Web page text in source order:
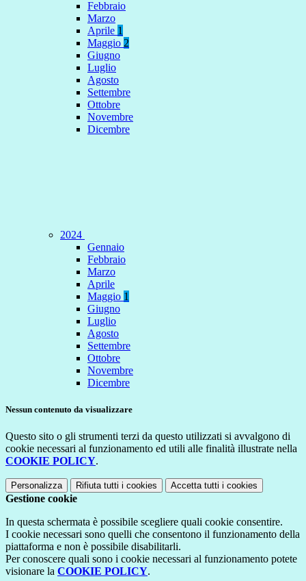
Febbraio
Marzo
Aprile 1
Maggio 2
Giugno
Luglio
Agosto
Settembre
Ottobre
Novembre
Dicembre
2024
Gennaio
Febbraio
Marzo
Aprile
Maggio 1
Giugno
Luglio
Agosto
Settembre
Ottobre
Novembre
Dicembre
Nessun contenuto da visualizzare
Questo sito o gli strumenti terzi da questo utilizzati si avvalgono di
cookie necessari al funzionamento ed utili alle finalità illustrate nella
COOKIE POLICY.
Personalizza Rifiuta tutti i cookies Accetta tutti i cookies
Gestione cookie
In questa schermata è possibile scegliere quali cookie consentire.
I cookie necessari sono quelli che consentono il funzionamento della
piattaforma e non è possibile disabilitarli.
Per conoscere quali sono i cookie necessari al funzionamento potete
visionare la COOKIE POLICY.